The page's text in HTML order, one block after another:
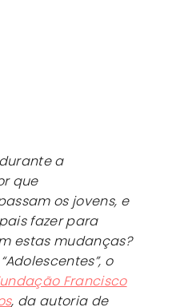
a
que
os jovens, e
fazer para
estas mudanças?
o
Francisco
, da autoria de